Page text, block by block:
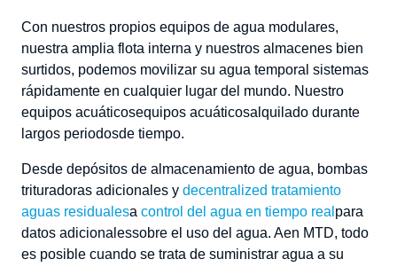
Con nuestros propios equipos de agua modulares,
nuestra amplia flota interna y nuestros almacenes bien
surtidos, podemos movilizar su agua temporal sistemas
rápidamente en cualquier lugar del mundo. Nuestro
equipos acuáticosequipos acuáticosalquilado durante
largos periodosde tiempo.
Desde depósitos de almacenamiento de agua, bombas
trituradoras adicionales y decentralized tratamiento
aguas residualesa control del agua en tiempo real para
datos adicionalessobre el uso del agua. Aen MTD, todo
es posible cuando se trata de suministrar agua a su